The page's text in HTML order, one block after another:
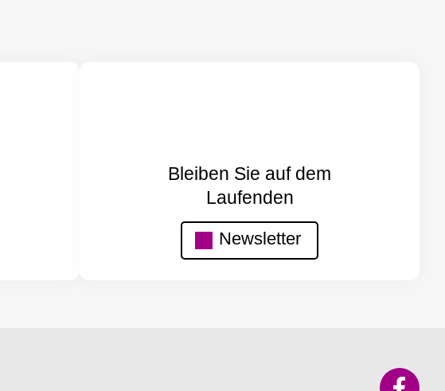
Bleiben Sie auf dem
Laufenden
Newsletter